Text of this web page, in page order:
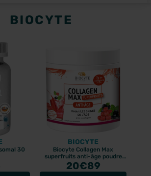
BIOCYTE
30
BIOCYTE
Biocyte Collagen Max
superfruits anti-âge poudre
260gr
20€89